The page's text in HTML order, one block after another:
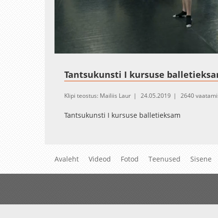
Unmute
1.21%
Tantsukunsti I kursuse
Klipi teostus: Mailiis Laur 24.05.2019 2640
Tantsukunsti I kursuse balletieksam
Avaleht Videod Fotod Teenused Sisene